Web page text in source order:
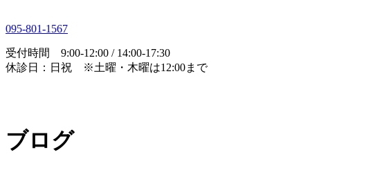
095-801-1567
受付時間 9:00-12:00 / 14:00-17:30
休診日：日祝 ※土曜・木曜は12:00まで
ブログ